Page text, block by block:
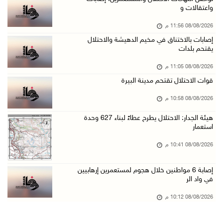
مستعمرون يقتحمون بلدة بيت عور التحتا وقرية جل ...
08/آب/2026 06:39 م
الجامعة العربية الأمريكية تختتم فعاليات تخريج ...
08/آب/2026 05:52 م
واعتقالات و
08/08/2026 11:56 م
إصابات بالاختناق في مخيم الدهيشة والاحتلال
يقتحم بلدات
08/08/2026 11:05 م
قوات الاحتلال تقتحم مدينة البيرة
08/08/2026 10:58 م
هيئة الجدار: الاحتلال يطرح عطاءً لبناء 627 وحدة
استعمار
08/08/2026 10:41 م
إصابة 6 مواطنين خلال هجوم لمستعمرين إرهابيين
في واد الر
08/08/2026 10:12 م